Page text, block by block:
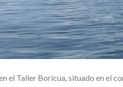
el Taller Boricua, situado en el